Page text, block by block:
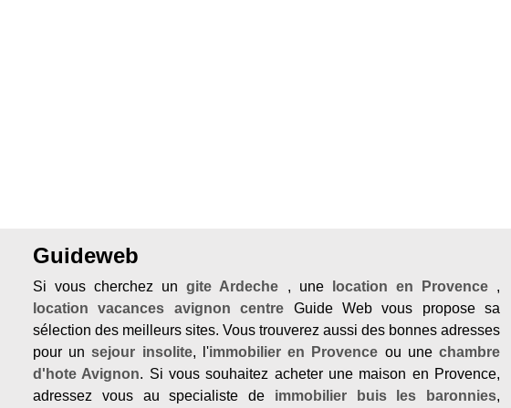
Guideweb
Si vous cherchez ungite Ardeche , une location en Provence,
location vacances avignon centre Guide Web vous propose sa
sélection des meilleurs sites. Vous trouverez aussi des bonnes adresses
pour unsejour insolite, l'immobilier en Provence ou unechambre
d'hote Avignon. Si vous souhaitez acheter une maison en Provence,
adressez vous au specialiste de immobilier buis les baronnies,